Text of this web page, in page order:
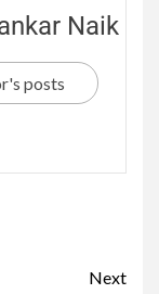
Naik
posts
Next